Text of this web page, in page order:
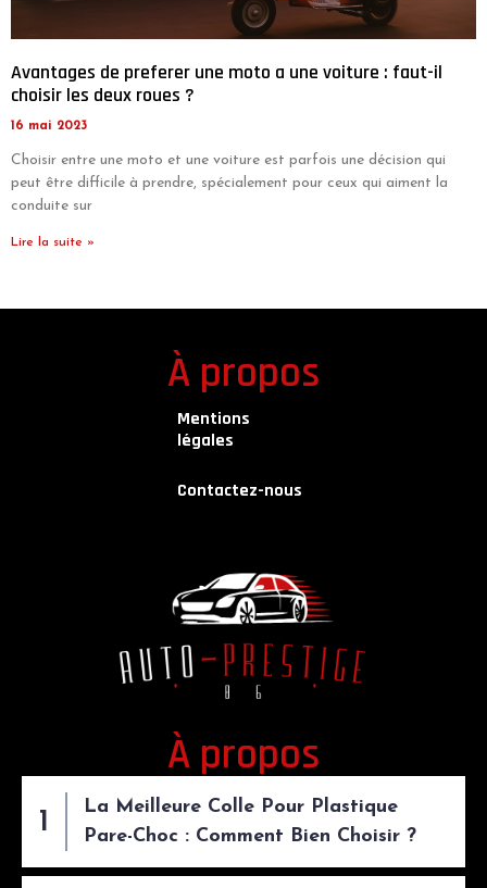
Avantages de preferer une moto a une voiture : faut-il
choisir les deux roues ?
16 mai 2023
Choisir entre une moto et une voiture est parfois une décision qui
peut être difficile à prendre, spécialement pour ceux qui aiment la
conduite sur
Lire la suite »
À propos
Mentions
légales
Contactez-nous
À propos
La Meilleure Colle Pour Plastique
Pare-Choc : Comment Bien Choisir ?